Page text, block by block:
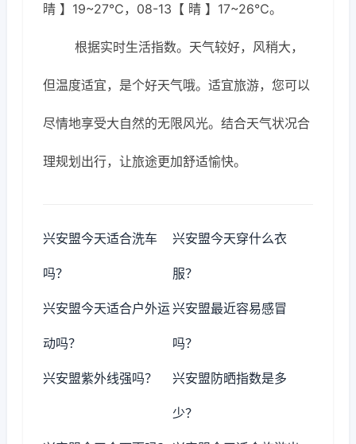
晴 】19~27℃，08-13【 晴 】17~26℃。
根据实时生活指数。天气较好，风稍大，
但温度适宜，是个好天气哦。适宜旅游，您可以
尽情地享受大自然的无限风光。结合天气状况合
理规划出行，让旅途更加舒适愉快。
兴安盟今天适合洗车
吗？
兴安盟今天穿什么衣
服？
兴安盟今天适合户外运
动吗？
兴安盟最近容易感冒
吗？
兴安盟紫外线强吗？ 兴安盟防晒指数是多
少？